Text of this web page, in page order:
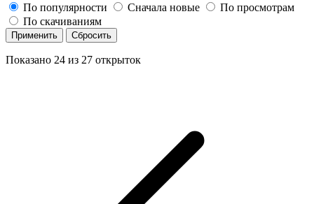
По популярности
Сначала новые
По просмотрам
По скачиваниям
Применить Сбросить
Показано 24 из 27 открыток